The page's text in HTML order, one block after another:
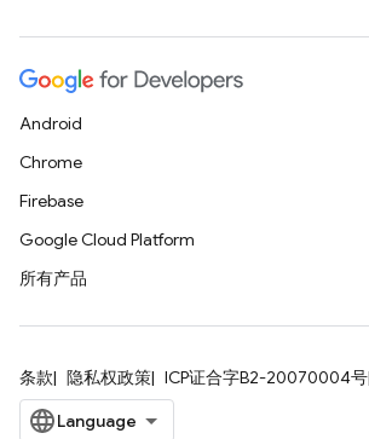
Android
Chrome
Firebase
Google Cloud Platform
所有产品
条款 隐私权政策 ICP证合字B2-20070004号